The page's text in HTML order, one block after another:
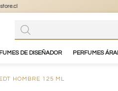
DE DISEÑADOR PERFUMES
HOMBRE 125 ML